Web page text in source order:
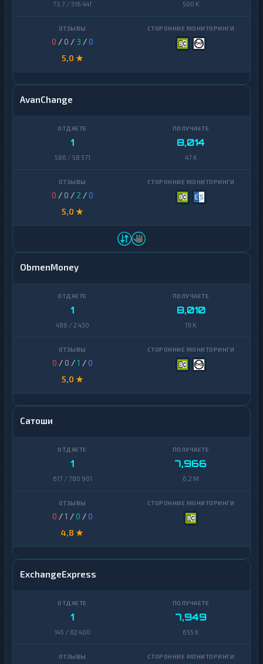
73,7 / 316 441 500 K
0 / 0 / 3 /0
5,0 ★
AvanChange
1
586 / 58 571
8,014
47 K
0 / 0 / 2 /0
5,0 ★
ObmenMoney
1
486 / 2 430
8,010
19 K
0 / 0 /1 /0
5,0 ★
Сатоши
1
617 / 780 901
7,966
6,2 M
0 /1 /0 /0
4,8 ★
ExchangeExpress
1
145 / 82 400
7,949
655 K